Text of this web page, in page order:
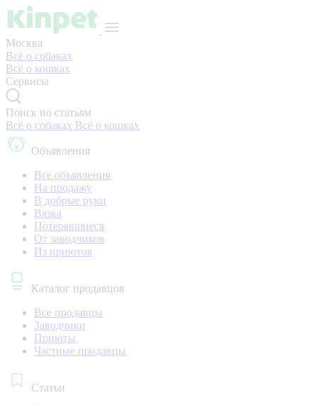
Москва
Всё о собаках
Всё о кошках
Сервисы
Поиск по статьям
Всё о собаках Всё о кошках
Объявления
Все объявления
На продажу
В добрые руки
Вязка
Потерявшиеся
От заводчиков
Из приютов
Каталог продавцов
Все продавцы
Заводчики
Приюты
Частные продавцы
Статьи